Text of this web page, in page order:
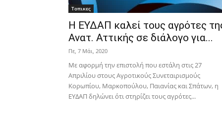
Τοπικες
Η ΕΥΔΑΠ καλεί τους αγρότες
Ανατ. Αττικής σε διάλογο για...
Πε, 7 Μάι, 2020
Με αφορμή την επιστολή που εστάλη στις 27
Απριλίου στους Αγροτικούς Συνεταιρισμούς
Κορωπίου, Μαρκοπούλου, Παιανίας και Σπάτων, η
ΕΥΔΑΠ δηλώνει ότι στηρίζει τους αγρότες...